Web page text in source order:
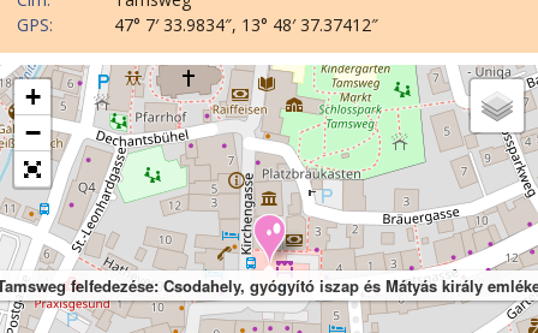
GPS:
47° 7′ 33.9834″, 13° 48′ 37.37412″
felfedezése: Csodahely, gyógyító iszap és Mátyás király
+
−